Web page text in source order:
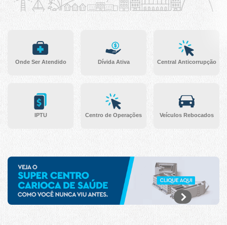
Onde Ser Atendido
IPTU
Dívida Ativa
Centro de Operações
Central Anticorrupção
Veículos Rebocados